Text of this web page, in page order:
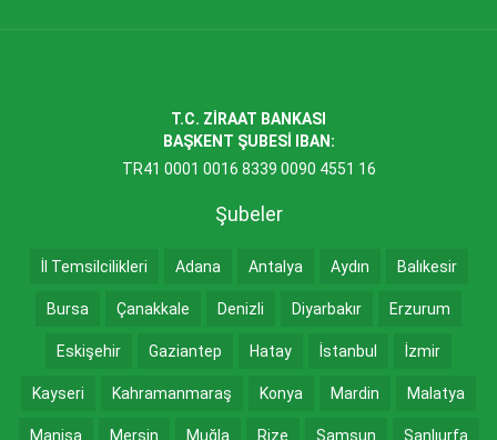
T.C. ZİRAAT BANKASI
BAŞKENT ŞUBESİ IBAN:
TR41 0001 0016 8339 0090 4551 16
Şubeler
İl Temsilcilikleri Adana Antalya Aydın Balıkesir
Bursa Çanakkale Denizli Diyarbakır Erzurum
Eskişehir Gaziantep Hatay İstanbul İzmir
Kayseri Kahramanmaraş Konya Mardin Malatya
Manisa Mersin Muğla Rize Samsun Şanlıurfa